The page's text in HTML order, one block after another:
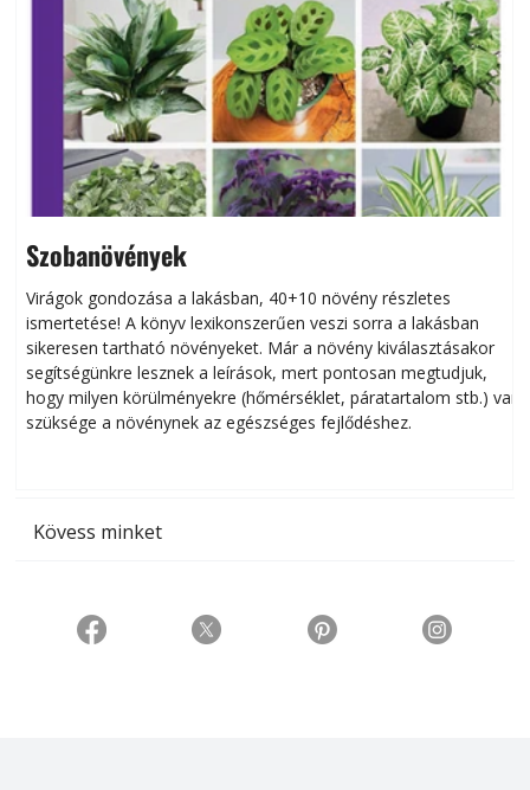
Szobanövények
Virágok gondozása a lakásban, 40+10 növény részletes
ismertetése! A könyv lexikonszerűen veszi sorra a lakásban
sikeresen tart­ha­tó növényeket. Már a növény kiválasztásakor
segítségünkre lesznek a leírások, mert pontosan megtudjuk,
hogy milyen körülményekre (hőmérséklet, páratartalom stb.) van
szüksége a növénynek az egészséges fejlődéshez.
Kövess minket